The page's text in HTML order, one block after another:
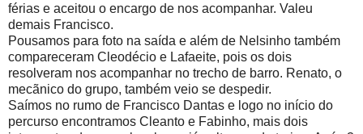
férias e aceitou o encargo de nos acompanhar. Valeu
demais Francisco.
Pousamos para foto na saída e além de Nelsinho também
compareceram Cleodécio e Lafaeite, pois os dois
resolveram nos acompanhar no trecho de barro. Renato, o
mecãnico do grupo, também veio se despedir.
Saímos no rumo de Francisco Dantas e logo no início do
percurso encontramos Cleanto e Fabinho, mais dois